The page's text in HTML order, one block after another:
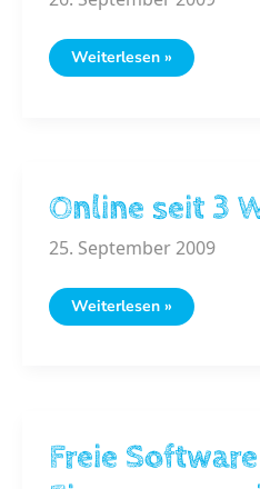
Neue
Grippe
Weiterlesen »
Online seit 3
25. September 2009
Online
Weiterlesen »
Freie